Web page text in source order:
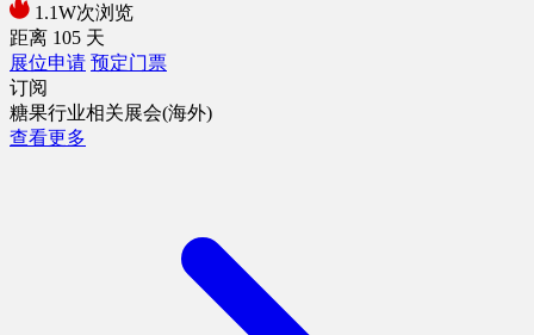
1.1W次浏览
距离 105 天
展位申请 预定门票
订阅
糖果行业相关展会(海外)
查看更多